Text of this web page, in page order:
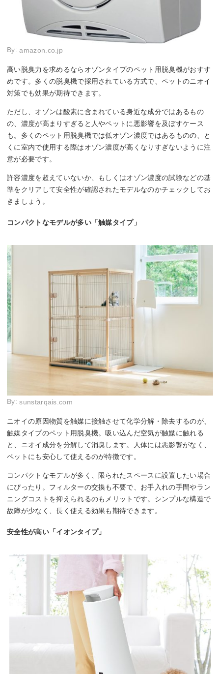
By:amazon.co.jp
高い脱臭力を求めるならオゾンタイプのペット用脱臭機がおすす
めです。多くの脱臭機で採用されている方式で、ペットのニオイ
対策でも効果が期待できます。
ただし、オゾンは酸素に含まれている身近な成分ではあるもの
の、濃度が高まりすぎると人やペットに悪影響を及ぼすケース
も。多くのペット用脱臭機では低オゾン濃度ではあるものの、と
くに室内で使用する際はオゾン濃度が高くなりすぎないように注
意が必要です。
許容濃度を超えていないか、もしくはオゾン濃度の試験などの基
準をクリアして安全性が確認されたモデルなのかチェックしてお
きましょう。
コンパクトなモデルが多い「触媒タイプ」
By:sunstarqais.com
ニオイの原因物質を触媒に接触させて化学分解・除去するのが、
触媒タイプのペット用脱臭機。吸い込んだ空気が触媒に触れる
と、ニオイ成分を分解して消臭します。人体には悪影響がなく、
ペットにも安心して使えるのが特徴です。
コンパクトなモデルが多く、限られたスペースに設置したい場合
にぴったり。フィルターの交換も不要で、お手入れの手間やラン
ニングコストを抑えられるのもメリットです。シンプルな構造で
故障が少なく、長く使える効果も期待できます。
安全性が高い「イオンタイプ」